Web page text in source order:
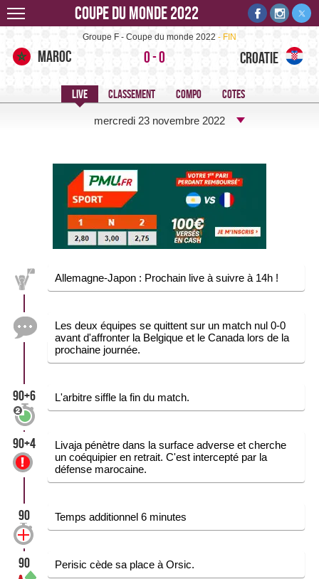
Coupe du monde 2022
Maroc-Croatie -
Groupe F - Coupe du monde 2022
FIN
Maroc 0-0 Croatie
mercredi 23 novembre 2022
Allemagne-Japon : Prochain live à suivre à 14h !
Les deux équipes se quittent sur un match nul 0-0
avant d'affronter la Belgique et le Canada lors de la
prochaine journée.
90+6 L'arbitre siffle la fin du match.
90+4
Livaja pénètre dans la surface adverse et cherche
un coéquipier en retrait. C'est intercepté par la
défense marocaine.
90 Temps additionnel 6 minutes
90 Perisic cède sa place à Orsic.